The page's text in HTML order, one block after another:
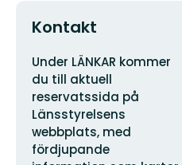
Kontakt
Adress
Under LÄNKAR kommer
du till aktuell
reservatssida på
Länsstyrelsens
webbplats, med
fördjupande